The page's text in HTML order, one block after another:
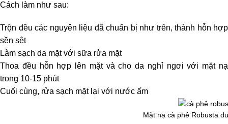
Cách làm như sau:
Trộn đều các nguyên liệu đã chuẩn bị như trên, thành hỗn hợp
sền sệt
Làm sạch da mặt với sữa rửa mặt
Thoa đều hỗn hợp lên mặt và cho da nghỉ ngơi với mặt nạ
trong 10-15 phút
Cuối cùng, rửa sạch mặt lại với nước ấm
Mặt nạ cà phê Robusta